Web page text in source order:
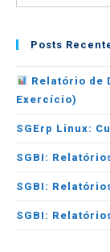
Posts
Relatório de
Exercício)
SGErp Linux:
SGBI:
SGBI:
SGBI: